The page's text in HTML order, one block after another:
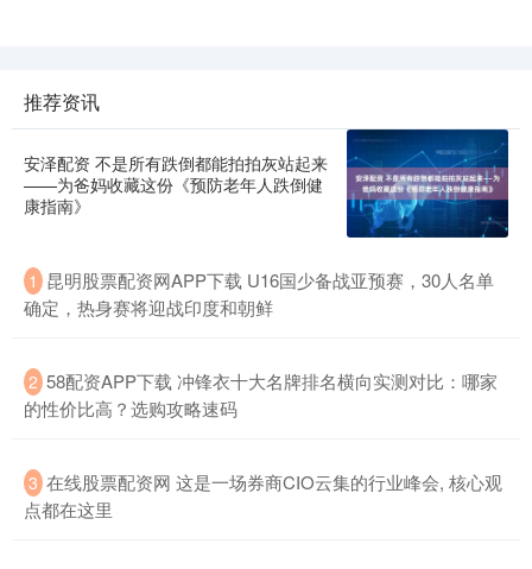
推荐资讯
安泽配资 不是所有跌倒都能拍拍灰站起来
——为爸妈收藏这份《预防老年人跌倒健
康指南》
1 昆明股票配资网APP下载 U16国少备战亚预赛，30人名单
确定，热身赛将迎战印度和朝鲜
2 58配资APP下载 冲锋衣十大名牌排名横向实测对比：哪家
的性价比高？选购攻略速码
3 在线股票配资网 这是一场券商CIO云集的行业峰会, 核心观
点都在这里